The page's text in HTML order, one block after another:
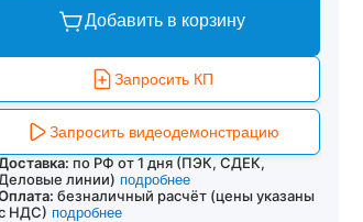
Добавить в корзину
Запросить КП
Запросить видеодемонстрацию
по РФ от 1 дня (ПЭК, СДЕК,
линии) подробнее
безналичный расчёт (цены указаны
НДС) подробнее